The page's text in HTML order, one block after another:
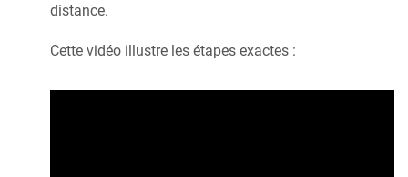
distance.
Cette vidéo illustre les étapes exactes :